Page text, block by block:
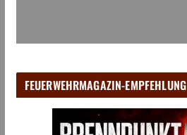
FEUERWEHRMAGAZIN-EMPFEHLUNG